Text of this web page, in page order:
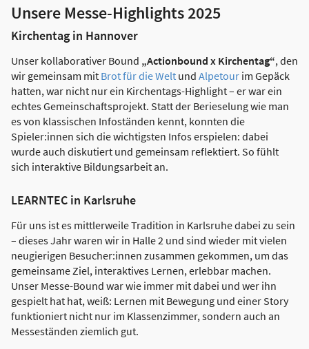
Unsere Messe-Highlights 2025
Kirchentag in Hannover
Unser kollaborativer Bound „Actionbound x Kirchentag“, den
wir gemeinsam mit Brot für die Welt und Alpetour im Gepäck
hatten, war nicht nur ein Kirchentags-Highlight – er war ein
echtes Gemeinschaftsprojekt. Statt der Berieselung wie man
es von klassischen Infoständen kennt, konnten die
Spieler:innen sich die wichtigsten Infos erspielen: dabei
wurde auch diskutiert und gemeinsam reflektiert. So fühlt
sich interaktive Bildungsarbeit an.
LEARNTEC in Karlsruhe
Für uns ist es mittlerweile Tradition in Karlsruhe dabei zu sein
– dieses Jahr waren wir in Halle 2 und sind wieder mit vielen
neugierigen Besucher:innen zusammen gekommen, um das
gemeinsame Ziel, interaktives Lernen, erlebbar machen.
Unser Messe-Bound war wie immer mit dabei und wer ihn
gespielt hat hat, weiß: Lernen mit Bewegung und einer Story
funktioniert nicht nur im Klassenzimmer, sondern auch an
Messeständen ziemlich gut.